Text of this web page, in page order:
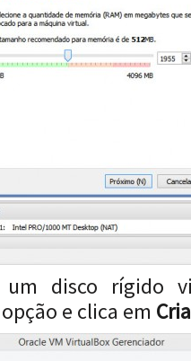
um disco rígido
e clica em